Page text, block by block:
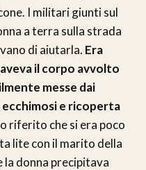
I militari giunti sul
a terra sulla strada
di aiutarla. Era
il corpo avvolto
messe dai
ecchimosi e ricoperta
riferito che si era poco
lite con il marito della
la donna precipitava